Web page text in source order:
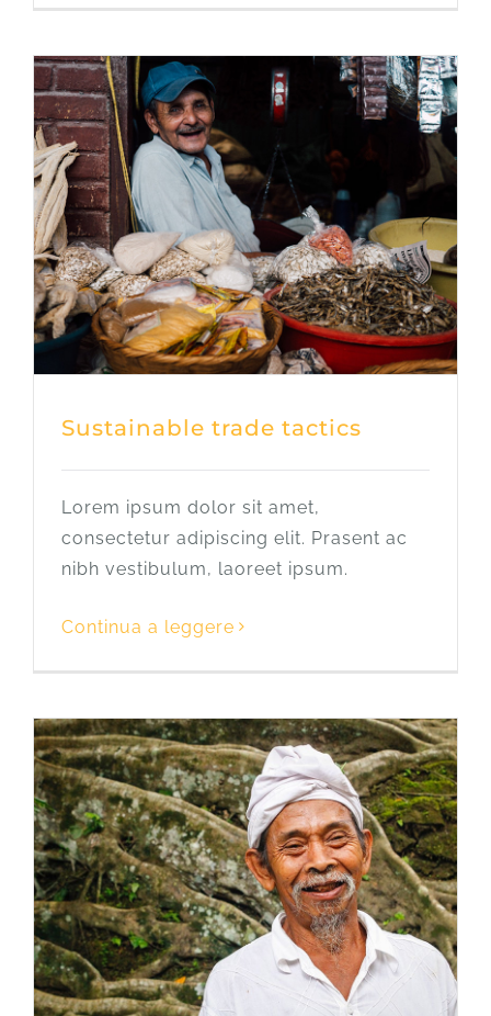
Sustainable trade tactics
Lorem ipsum dolor sit amet,
consectetur adipiscing elit. Prasent ac
nibh vestibulum, laoreet ipsum.
Continua a leggere